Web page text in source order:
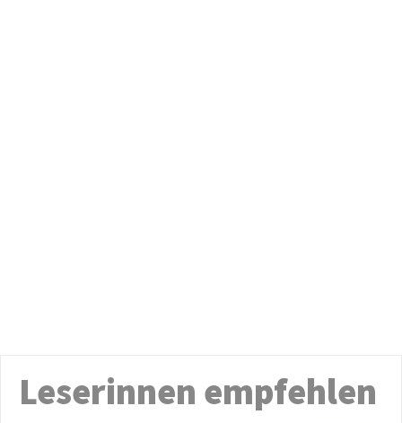
Leserinnen empfehlen